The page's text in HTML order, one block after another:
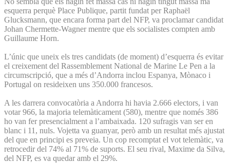
esquerra perquè Place Publique, partit fundat per Raphaël
Glucksmann, que encara forma part del NFP, va proclamar candidat
Johan Chermette-Wagner mentre que els socialistes compten amb
Guillaume Horn.
L’únic que uneix els tres candidats (de moment) d’esquerra és evitar
el creixement del Rassemblement National de Marine Le Pen a la
circumscripció, que a més d’Andorra inclou Espanya, Mònaco i
Portugal on resideixen uns 350.000 francesos.
A les darrera convocatòria a Andorra hi havia 2.666 electors, i van
votar 966, la majoria telemàticament (580), mentre que només 386
ho van fer presencialment a l’ambaixada. 120 sufragis van ser en
blanc i 11, nuls. Vojetta va guanyar, però amb un resultat més ajustat
del que en principi es preveia. Un cop recomptat el vot telemàtic, va
retrocedir del 74% al 71% de suports. El seu rival, Maxime da Silva,
del NFP, es va quedar amb el 29%.